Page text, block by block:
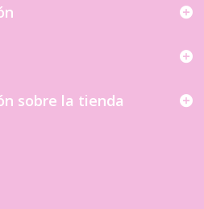
sobre la tienda